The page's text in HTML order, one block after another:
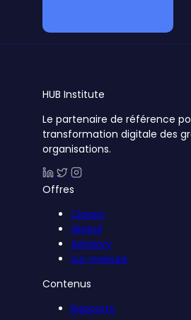
HUB Institute
Le partenaire de référence
transformation digitale des
organisations.
Offres
Classic
Global
Advisory
Sur mesure
Contenus
Rapports